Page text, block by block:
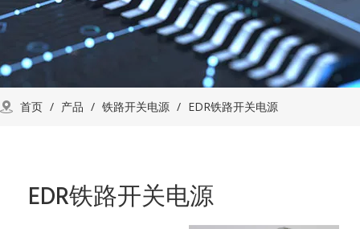
首页 / 产品 / 铁路开关电源 / EDR铁路开关电源
EDR铁路开关电源